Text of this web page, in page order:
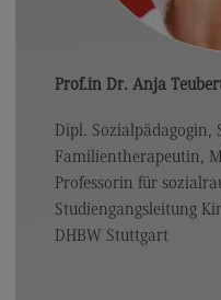
Prof.in Dr. Anja
Dipl. Sozialpädagogin,
Familientherapeutin,
Professorin für
Studiengangsleitung
DHBW Stuttgart